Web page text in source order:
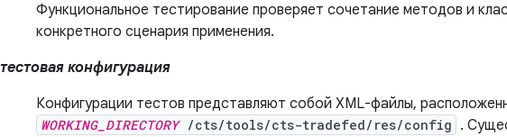
Функциональное тестирование проверяет сочетание методов и
конкретного сценария применения.
тестовая конфигурация
Конфигурации тестов представляют собой XML-файлы,
WORKING_DIRECTORY/cts/tools/cts-tradefed/res/config .